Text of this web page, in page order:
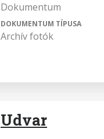
Dokumentum
DOKUMENTUM TÍPUSA
Archív fotók
Udvar